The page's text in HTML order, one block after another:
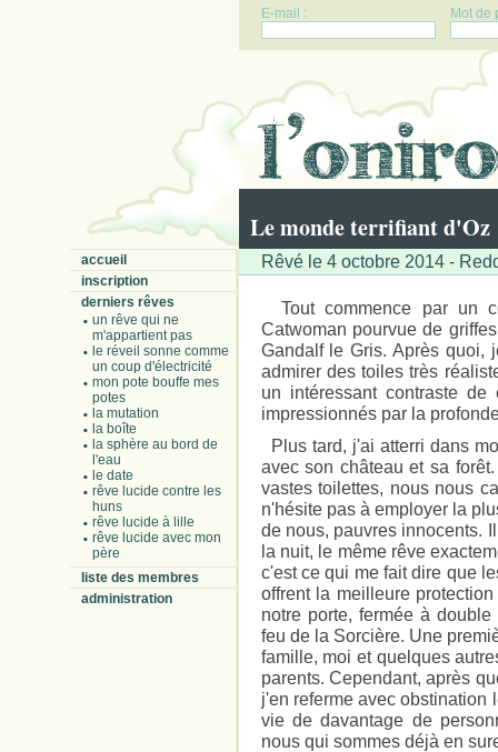
E-mail : Mot de
Le monde terrifiant d'Oz
accueil
inscription
derniers rêves
un rêve qui ne
m'appartient pas
le réveil sonne comme
un coup d'électricité
mon pote bouffe mes
potes
la mutation
la boîte
la sphère au bord de
l'eau
le date
rêve lucide contre les
huns
rêve lucide à lille
rêve lucide avec mon
père
liste des membres
administration
Rêvé le 4 octobre 2014 -
Tout commence par un
Catwoman pourvue de
Gandalf le Gris. Après quoi,
admirer des toiles très
un intéressant contraste de
impressionnés par la
Plus tard, j'ai atterri dans
avec son château et sa
vastes toilettes, nous nous
n'hésite pas à employer la
de nous, pauvres innocents.
la nuit, le même rêve
c'est ce qui me fait dire que
offrent la meilleure
notre porte, fermée à
feu de la Sorcière. Une
famille, moi et quelques
parents. Cependant, après
j'en referme avec obstination
vie de davantage de
nous qui sommes déjà en